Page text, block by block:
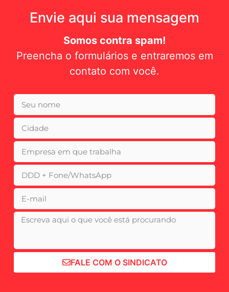
Envie aqui sua mensagem
Somos contra spam!
Preencha o formulários e entraremos em
contato com você.
FALE COM O SINDICATO